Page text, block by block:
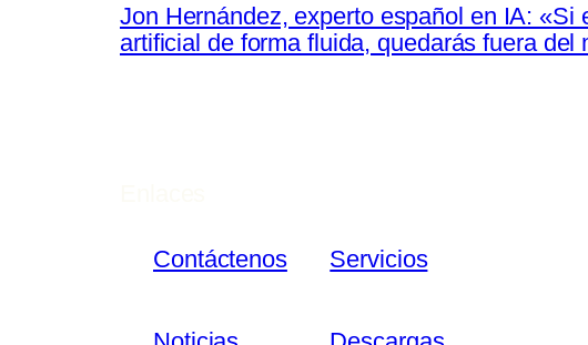
Jon Hernández, experto español en IA:
artificial de forma fluida, quedarás fuera del
Contáctenos Servicios